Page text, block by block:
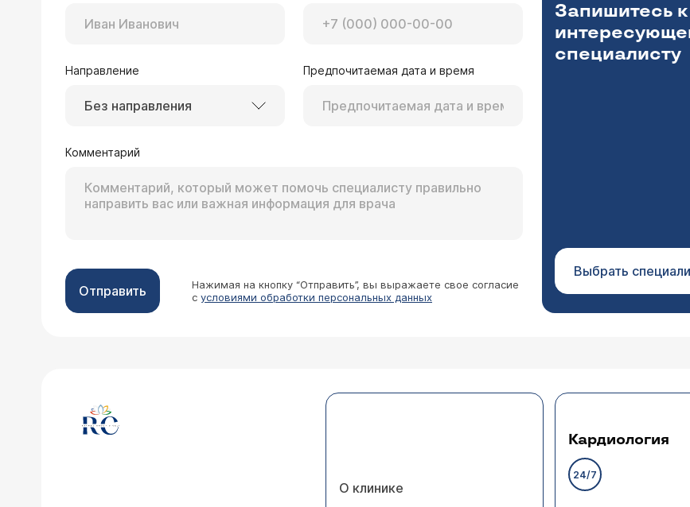
Направление
Без направления
Предпочитаемая дата и время
Комментарий
Отправить
Нажимая на кнопку “Отправить”, вы выражаете свое согласие
с условиями обработки персональных данных
Запишитесь к
специалисту
Выбрать
О клинике
Кардиология
24/7